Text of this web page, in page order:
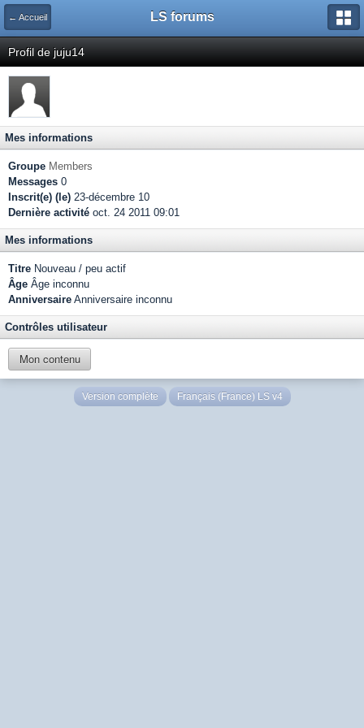
← Accueil LS forums
Profil de juju14
Mes informations
Groupe Members
Messages 0
Inscrit(e) (le) 23-décembre 10
Dernière activité oct. 24 2011 09:01
Mes informations
Titre Nouveau / peu actif
Âge Âge inconnu
Anniversaire Anniversaire inconnu
Contrôles utilisateur
Mon contenu
Version complète Français (France) LS v4